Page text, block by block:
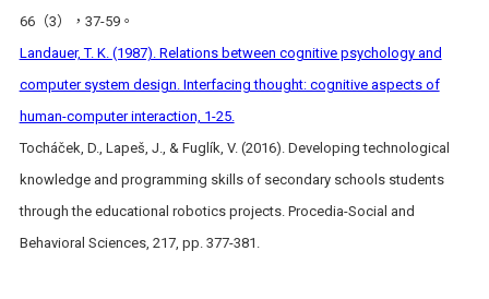
66（3），37-59。
Landauer, T. K. (1987). Relations between cognitive psychology and
computer system design. Interfacing thought: cognitive aspects of
human-computer interaction, 1-25.
Tocháček, D., Lapeš, J., & Fuglík, V. (2016). Developing technological
knowledge and programming skills of secondary schools students
through the educational robotics projects. Procedia-Social and
Behavioral Sciences, 217, pp. 377-381.